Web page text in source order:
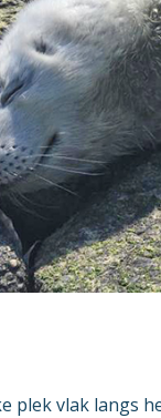
plek vlak langs